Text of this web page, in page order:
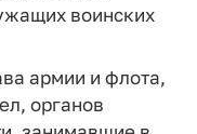
воинских
армии и флота,
органов